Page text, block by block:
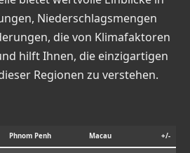
Niederschlagsmengen
die von Klimafaktoren
hilft Ihnen, die einzigartigen
Regionen zu verstehen.
Phnom Penh Macau +/-